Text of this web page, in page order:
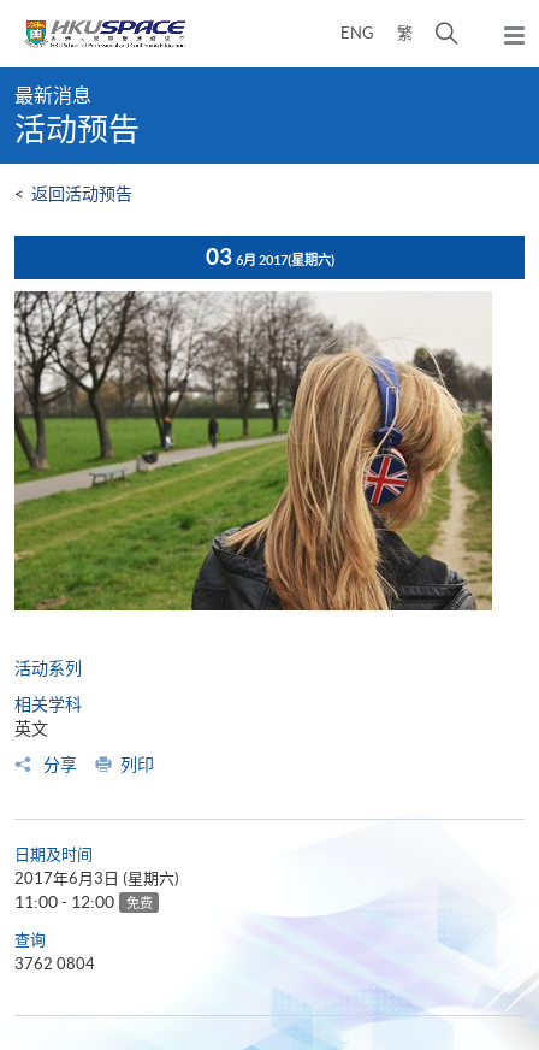
content
ENG 繁
开
弹
出
content
start
最新消息
活动预告
< 返回活动预告
03 6月 2017(星期六)
活动系列
相关学科
英文
分享
列印
日期及时间
2017年6月3日 (星期六)
11:00 - 12:00 免费
查询
3762 0804